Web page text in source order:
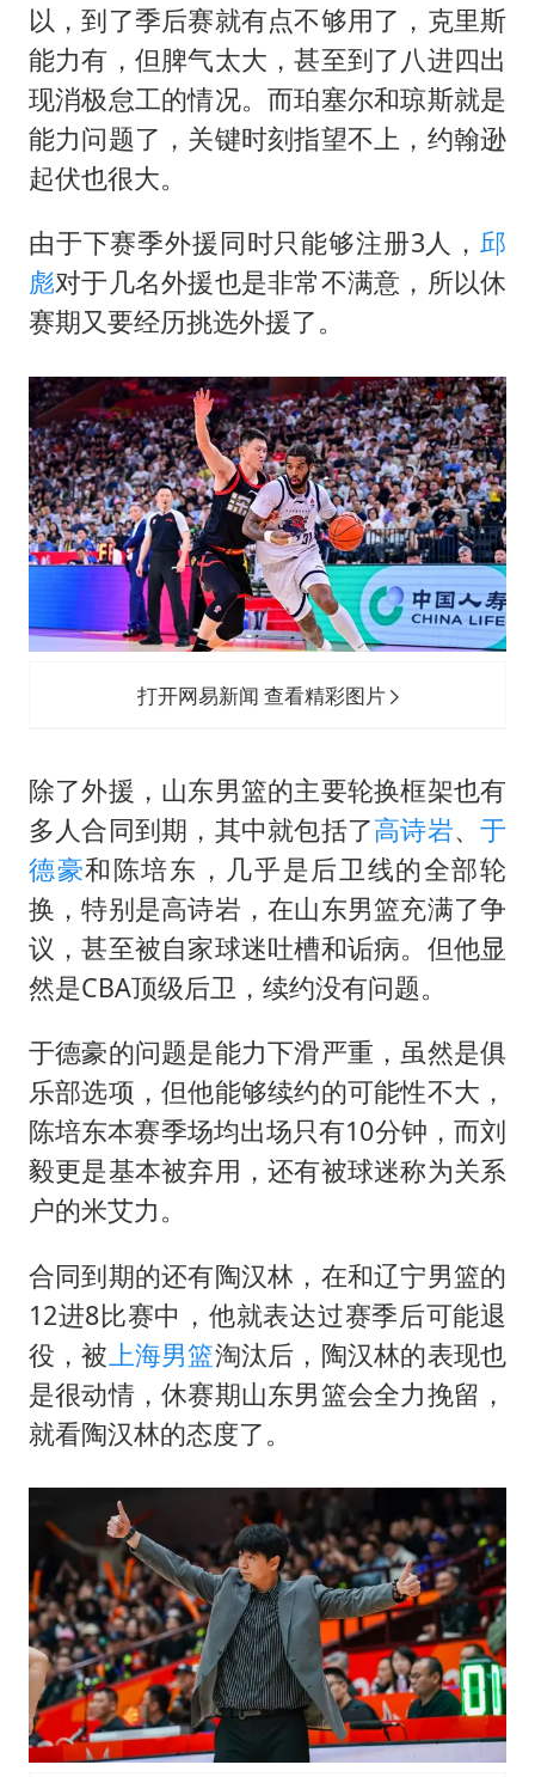
以，到了季后赛就有点不够用了，克里斯
能力有，但脾气太大，甚至到了八进四出
现消极怠工的情况。而珀塞尔和琼斯就是
能力问题了，关键时刻指望不上，约翰逊
起伏也很大。
由于下赛季外援同时只能够注册3人，邱
彪对于几名外援也是非常不满意，所以休
赛期又要经历挑选外援了。
打开网易新闻 查看精彩图片
除了外援，山东男篮的主要轮换框架也有
多人合同到期，其中就包括了高诗岩、于
德豪和陈培东，几乎是后卫线的全部轮
换，特别是高诗岩，在山东男篮充满了争
议，甚至被自家球迷吐槽和诟病。但他显
然是CBA顶级后卫，续约没有问题。
于德豪的问题是能力下滑严重，虽然是俱
乐部选项，但他能够续约的可能性不大，
陈培东本赛季场均出场只有10分钟，而刘
毅更是基本被弃用，还有被球迷称为关系
户的米艾力。
合同到期的还有陶汉林 ，在和辽宁男篮的
12进8比赛中，他就表达过赛季后可能退
役，被 上海男篮淘汰后，陶汉林的表现也
是很动情，休赛期山东男篮会全力挽留，
就看陶汉林的态度了。